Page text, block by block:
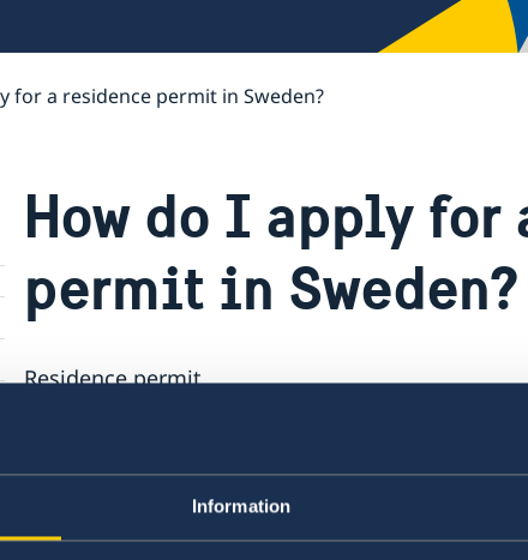
Information
for a residence permit in Sweden?
How do I apply for
permit in Sweden?
Residence permit
The Embassy of Sweden to Iraq does not
Applications are done online.
For questions regarding residence permits